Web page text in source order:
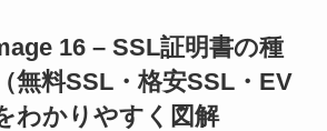
16 – SSL証明書の種
無料SSL・格安SSL・EV
わかりやすく図解